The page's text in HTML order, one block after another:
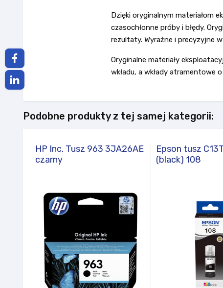
Dzięki oryginalnym materiałom
czasochłonne próby i błędy.
rezultaty. Wyraźne i precyzyjne
Oryginalne materiały
wkładu, a wkłady atramentowe
Podobne produkty z tej samej kategorii:
HP Inc. Tusz 963 3JA26AE
czarny
Epson tusz
(black) 108